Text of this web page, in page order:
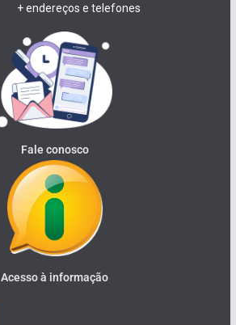
+ endereços e telefones
Fale conosco
Acesso à informação